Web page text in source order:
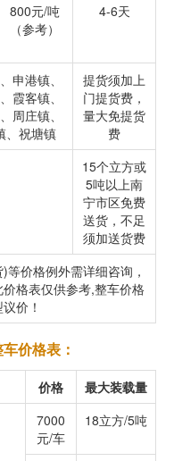
800元/吨
（参考）
4-6天
申港镇、
霞客镇、
周庄镇、
、祝塘镇
提货须加上
门提货费，
量大免提货
费
15个立方或
5吨以上南
宁市区免费
送货，不足
须加送货费
价格例外需详细咨询，
格表仅供参考,整车价格
价！
价格表：
价格
最大装载量
7000
元/车
18立方/5吨